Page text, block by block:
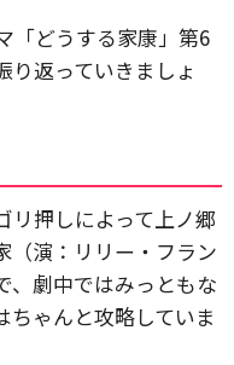
「どうする家康」第6
り返っていきましょ
リ押しによって上ノ郷
（演：リリー・フラン
、劇中ではみっともな
ちゃんと攻略していま